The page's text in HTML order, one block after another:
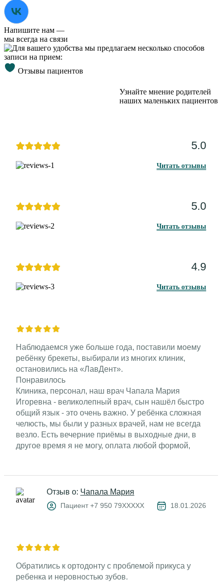
Напишите нам —
мы всегда на связи
Отзывы пациентов
Узнайте мнение родителей
наших маленьких пациентов
5.0
Читать отзывы
5.0
Читать отзывы
4.9
Читать отзывы
Наблюдаемся уже больше года, поставили моему
ребёнку брекеты​, выбирали из многих клиник,
остановились на «ЛавДент».
Понравилось
Клиника, персонал, наш врач Чапала Мария
Игоревна - великолепный врач, сын нашёл быстро
общий язык - это очень важно. У ребёнка сложная
челюсть, мы были у разных врачей, нам не всегда
везло. Есть вечерние приёмы в выходные дни, в
другое время я не могу, оплата любой формой,
Пока не обнаружено.
Источник: prodoctorov.ru
Отзыв о: Чапала Мария
Пациент +7 950 79XXXXX 18.01.2026
Обратились к ортодонту с проблемой прикуса у
ребенка и неровностью зубов.